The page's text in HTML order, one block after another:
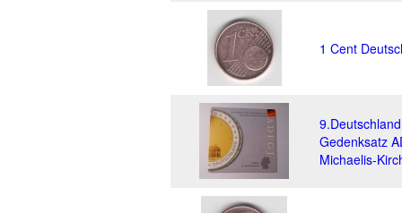
1 Cent
Gedenksatz
Michaelis-